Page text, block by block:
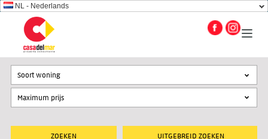
NL - Nederlands
UITGEBREID ZOEKEN
Soort woning